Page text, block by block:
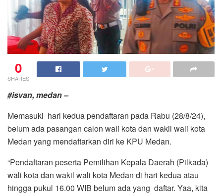
0
SHARES
#isvan, medan –
Memasuki hari kedua pendaftaran pada Rabu (28/8/24),
belum ada pasangan calon wali kota dan wakil wali kota
Medan yang mendaftarkan diri ke KPU Medan.
“Pendaftaran peserta Pemilihan Kepala Daerah (Pilkada)
wali kota dan wakil wali kota Medan di hari kedua atau
hingga pukul 16.00 WIB belum ada yang daftar. Yaa, kita